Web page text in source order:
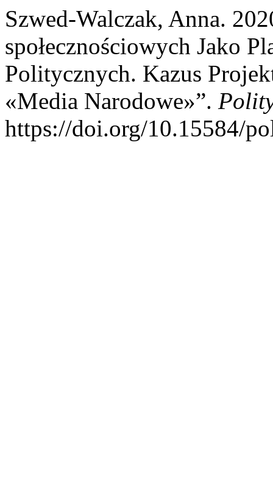
Szwed-Walczak, Anna.
społecznościowych Jako
Politycznych. Kazus
«Media Narodowe»”.
https://doi.org/10.15584/